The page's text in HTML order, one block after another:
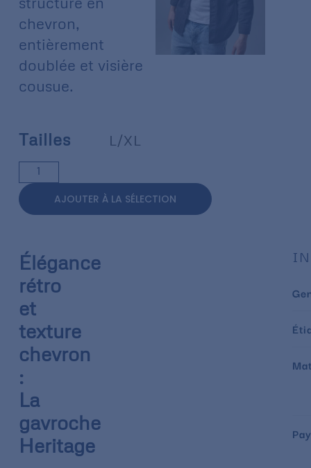
chevron,
entièrement
doublée et visière
cousue.
Tailles L/XL
AJOUTER À LA SÉLECTION
Élégance
rétro
et
texture
chevron
:
La
gavroche
Heritage